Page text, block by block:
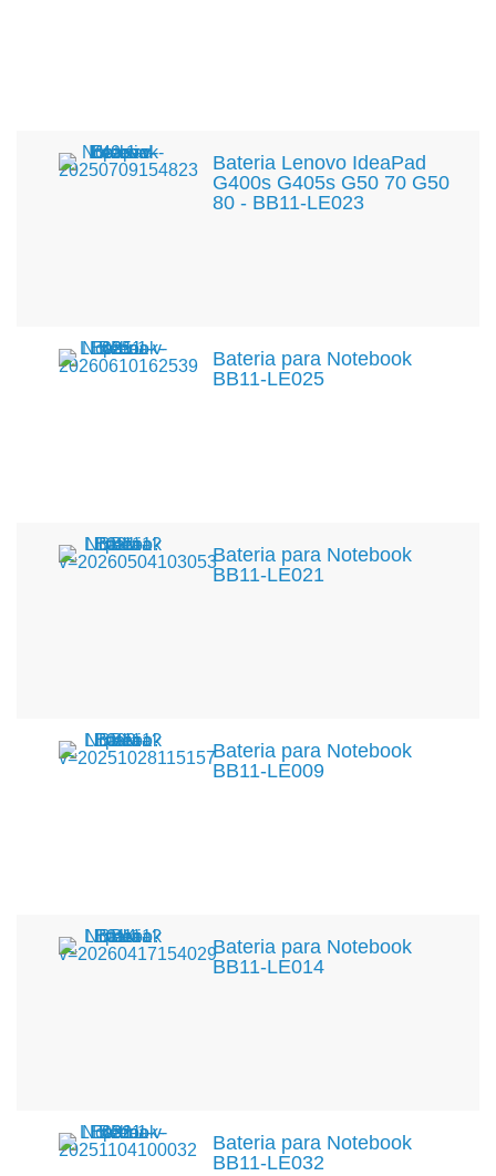
Bateria Lenovo IdeaPad
G400s G405s G50 70 G50
80 - BB11-LE023
Bateria para Notebook
BB11-LE025
Bateria para Notebook
BB11-LE021
Bateria para Notebook
BB11-LE009
Bateria para Notebook
BB11-LE014
Bateria para Notebook
BB11-LE032